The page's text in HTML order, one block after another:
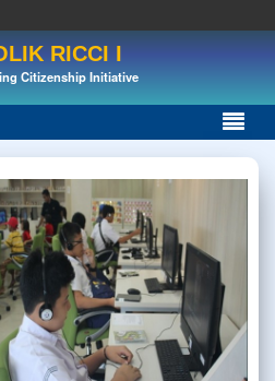
RICCI I
Citizenship Initiative